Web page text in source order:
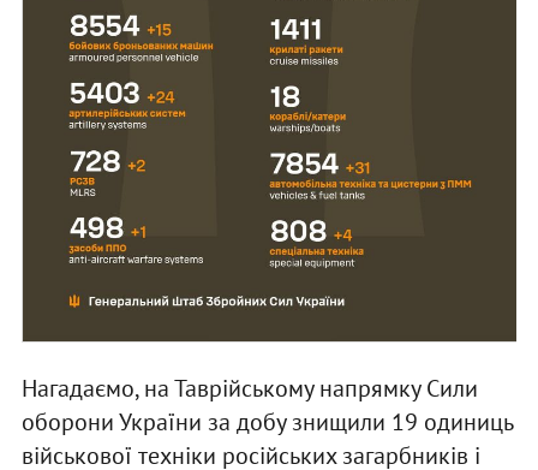
Нагадаємо, на Таврійському напрямку Сили
оборони України за добу знищили 19 одиниць
військової техніки російських загарбників і